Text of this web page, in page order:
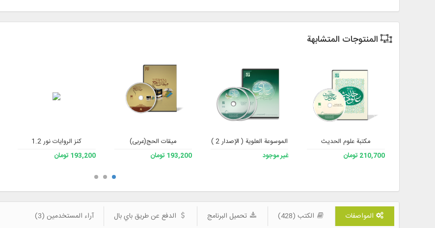
المنتوجات المتشابهة
مكتبة علوم الحديث
210,700 تومان
الموسوعة العلوية ( الإصدار 2 )
غير موجود
میقات الحج(عربی)
193,200 تومان
كنز الروايات نور 1.2
193,200 تومان
المواصفات الكتب (428) تحميل البرنامج الدفع عن طريق باي بال آراء المستخدمين (3)